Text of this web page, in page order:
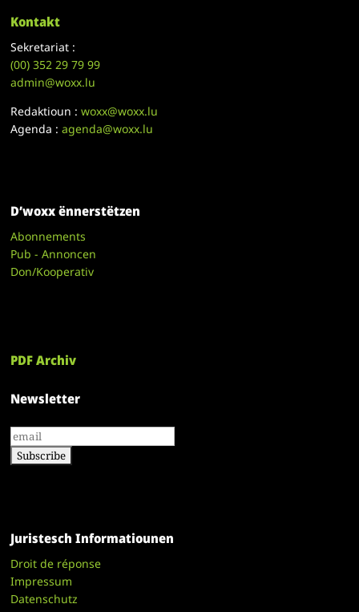
Kontakt
Sekretariat :
(00)352 29 79 99
admin@woxx.lu
Redaktioun :woxx@woxx.lu
Agenda :agenda@woxx.lu
D’woxx ënnerstëtzen
Abonnements
Pub - Annoncen
Don/Kooperativ
PDF Archiv
Newsletter
Juristesch Informatiounen
Droit de réponse
Impressum
Datenschutz